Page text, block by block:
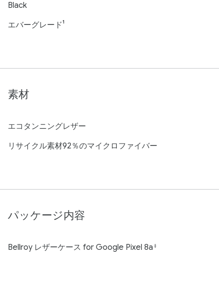
Black
エバーグレード¹
素材
エコタンニングレザー
リサイクル素材92％のマイクロファイバー
パッケージ内容
Bellroy レザーケース for Google Pixel 8a ‡